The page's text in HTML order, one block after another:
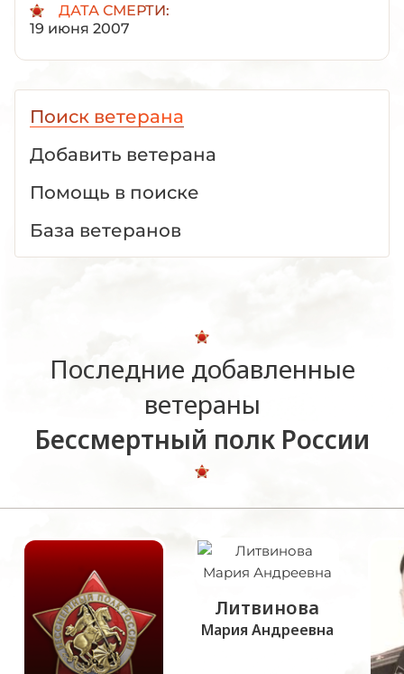
ДАТА СМЕРТИ:
19 июня 2007
Поиск ветерана
Добавить ветерана
Помощь в поиске
База ветеранов
Последние добавленные
ветераны
Бессмертный полк России
Литвинова
Мария Андреевна